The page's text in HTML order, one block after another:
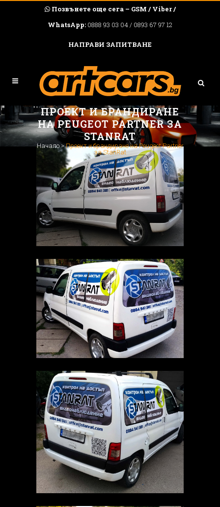
Позвънете още сега – GSM / Viber /
WhatsApp: 0888 93 03 04 / 0893 67 97 12
НАПРАВИ ЗАПИТВАНЕ
ПРОЕКТ И БРАНДИРАНЕ
НА PEUGEOT PARTNER ЗА
STANRAT
Начало>Проект и брандиране на Peugeot Partner
за StanRat